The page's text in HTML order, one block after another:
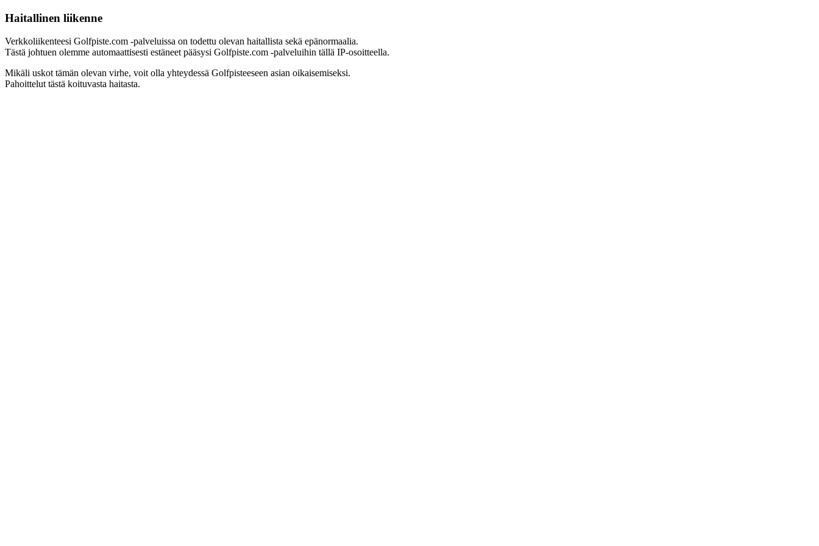
Haitallinen liikenne
Verkkoliikenteesi Golfpiste.com -palveluissa on todettu olevan haitallista sekä epänormaalia.
Tästä johtuen olemme automaattisesti estäneet pääsysi Golfpiste.com -palveluihin tällä IP-osoitteella.
Mikäli uskot tämän olevan virhe, voit olla yhteydessä Golfpisteeseen asian oikaisemiseksi.
Pahoittelut tästä koituvasta haitasta.